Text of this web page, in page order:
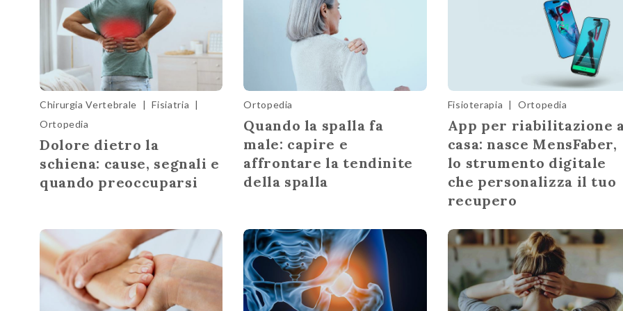
Chirurgia Vertebrale | Fisiatria |
Ortopedia
Dolore dietro la
schiena: cause, segnali e
quando preoccuparsi
Ortopedia
Quando la spalla fa
male: capire e
affrontare la tendinite
della spalla
Fisioterapia | Ortopedia
App per riabilitazione
casa: nasce MensFaber,
lo strumento digitale
che personalizza il tuo
recupero